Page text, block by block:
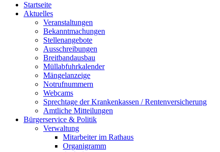
Startseite
Aktuelles
Veranstaltungen
Bekanntmachungen
Stellenangebote
Ausschreibungen
Breitbandausbau
Müllabfuhrkalender
Mängelanzeige
Notrufnummern
Webcams
Sprechtage der Krankenkassen / Rentenversicherung
Amtliche Mitteilungen
Bürgerservice & Politik
Verwaltung
Mitarbeiter im Rathaus
Organigramm